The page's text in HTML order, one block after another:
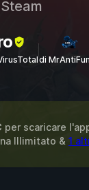
Steam
di
per scaricare
Illimitato & 1